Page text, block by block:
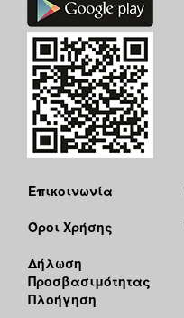
Επικοινωνία
Όροι Χρήσης
Δήλωση
Προσβασιμότητας
Πλοήγηση